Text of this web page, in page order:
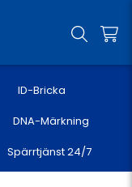
ID-Bricka
DNA-Märkning
Spärrtjänst 24/7